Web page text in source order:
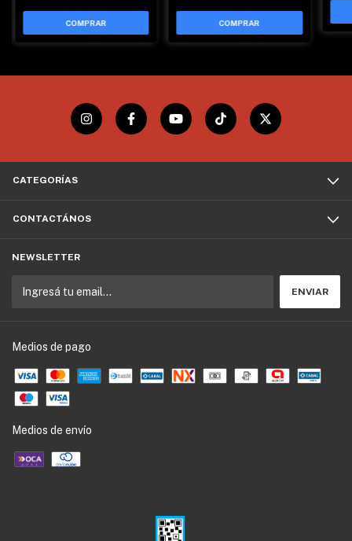
CATEGORÍAS
CONTACTÁNOS
NEWSLETTER
Medios de pago
Medios de envío